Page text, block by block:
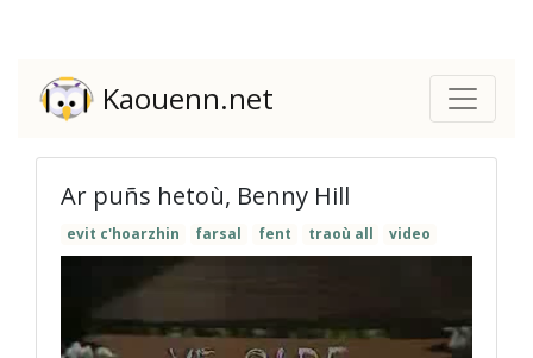
Kaouenn.net
Ar puñs hetoù, Benny Hill
evit c'hoarzhin farsal fent traoù all video